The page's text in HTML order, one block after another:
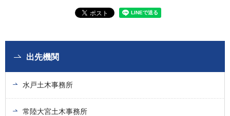
出先機関
水戸土木事務所
常陸大宮土木事務所